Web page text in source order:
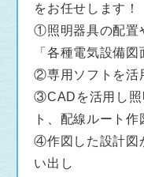
をお任せします！
①照明器具の配置
「各種電気設備
②専用ソフトを活
③CADを活用し照
ト、配線ルート作
④作図した設計図
い出し